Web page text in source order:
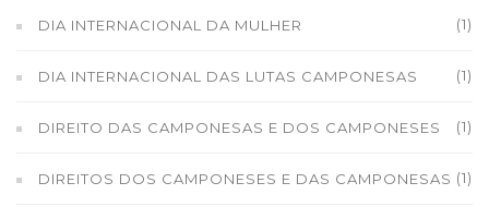
DIA INTERNACIONAL DA MULHER (1)
DIA INTERNACIONAL DAS LUTAS CAMPONESAS (1)
DIREITO DAS CAMPONESAS E DOS CAMPONESES (1)
DIREITOS DOS CAMPONESES E DAS CAMPONESAS (1)